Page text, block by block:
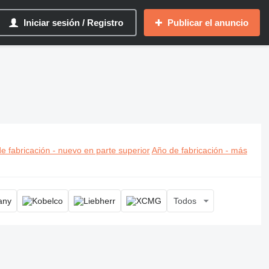
Iniciar sesión / Registro Publicar el anuncio
a orugas, retroexcavadora de orugas
fabricación - nuevo en parte superior Año de fabricación - más
Todos